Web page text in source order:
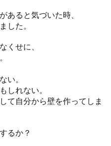
あると気づいた時、
した。
くせに、
い。
しれない。
て自分から壁を作ってしま
るか？